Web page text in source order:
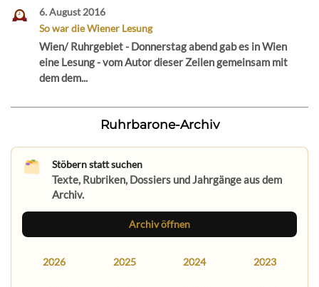
6. August 2016
So war die Wiener Lesung
Wien/ Ruhrgebiet - Donnerstag abend gab es in Wien
eine Lesung - vom Autor dieser Zeilen gemeinsam mit
dem dem...
Ruhrbarone-Archiv
Stöbern statt suchen
Texte, Rubriken, Dossiers und Jahrgänge aus dem
Archiv.
Archiv öffnen
2026 2025 2024 2023